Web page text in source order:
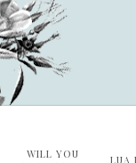
WILL YOU
LUA